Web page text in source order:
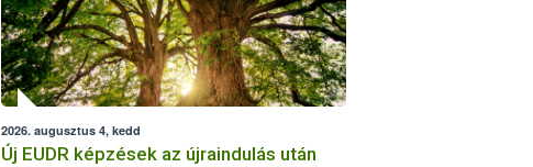
2026. augusztus 4, kedd
Új EUDR képzések az újraindulás után